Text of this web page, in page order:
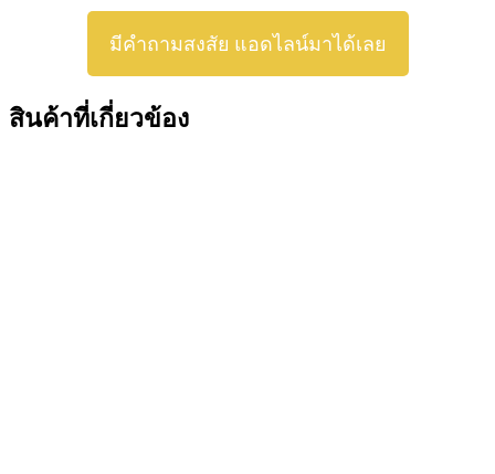
มีคำถามสงสัย แอดไลน์มาได้เลย
สินค้าที่เกี่ยวข้อง